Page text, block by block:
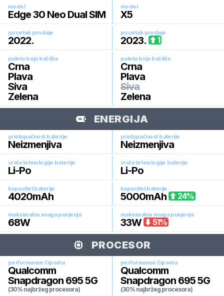
model
Edge 30 Neo Dual SIM
model
X5
pocetak prodaje
2022.
pocetak prodaje
2023. 1
paleta boja kućišta
Crna
Plava
Siva
Zelena
paleta boja kućišta
Crna
Plava
Siva
Zelena
ENERGIJA
pristupačnost baterije
Neizmenjiva
pristupačnost baterije
Neizmenjiva
vrsta tehnologije baterije
Li-Po
vrsta tehnologije baterije
Li-Po
kapacitet baterije
4020mAh
kapacitet baterije
5000mAh 24%
maksimalna snaga punjenja
68W
maksimalna snaga punjenja
33W 51%
PROCESOR
performanse čipseta
Qualcomm
Snapdragon 695 5G
(30% najbržeg procesora)
performanse čipseta
Qualcomm
Snapdragon 695 5G
(30% najbržeg procesora)